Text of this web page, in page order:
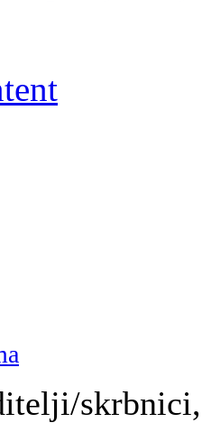
Srebrnjak